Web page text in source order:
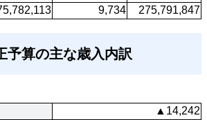
9,734 275,791,847
予算の主な歳入内訳
▲14,242